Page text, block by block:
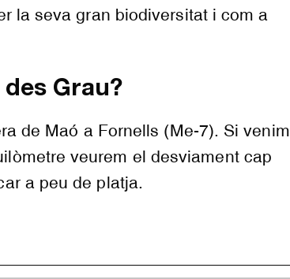
la seva gran biodiversitat i com a
Grau?
de Maó a Fornells (Me-7). Si venim
veurem el desviament cap
a peu de platja.